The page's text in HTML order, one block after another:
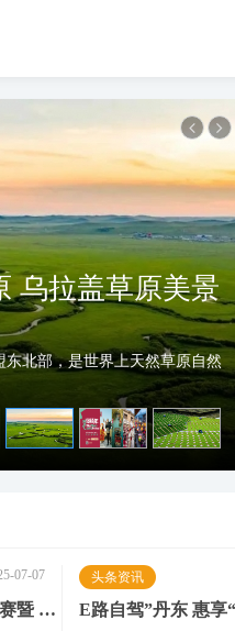
乌拉盖草原美景
北部，是世界上天然草原自然
，不一样的水
年1月19日-2月5日，乌镇景
07-07
2025年全国自由式小轮车锦标赛暨 全国青年锦标赛在崇礼成功举办
头条资讯
E路自驾”丹东 惠享